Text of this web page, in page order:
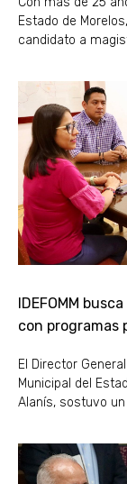
Estado de
candidato a
IDEFOMM
con programas
El Director
Municipal del
Alanís, sostuvo